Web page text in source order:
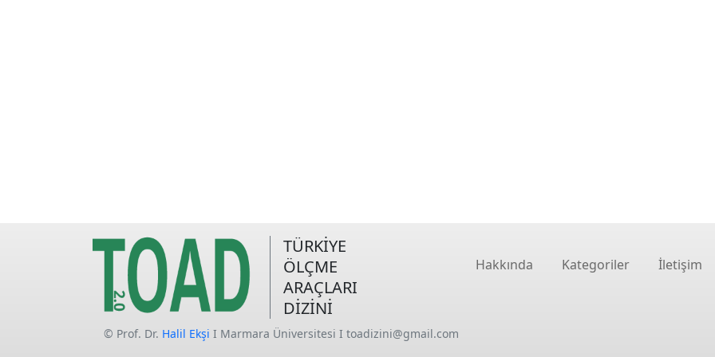
TÜRKİYE
ÖLÇME
ARAÇLARI
DİZİNİ
Hakkında Kategoriler İletişim
© Prof. Dr. Halil Ekşi I Marmara Üniversitesi I toadizini@gmail.com